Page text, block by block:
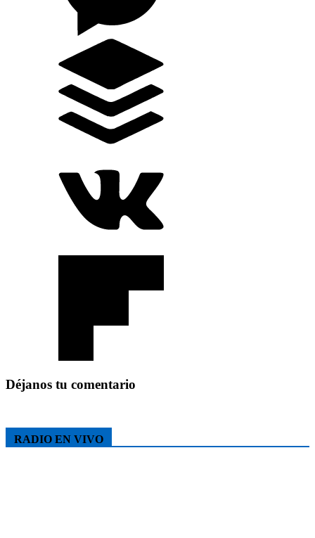
Déjanos tu comentario
RADIO EN VIVO